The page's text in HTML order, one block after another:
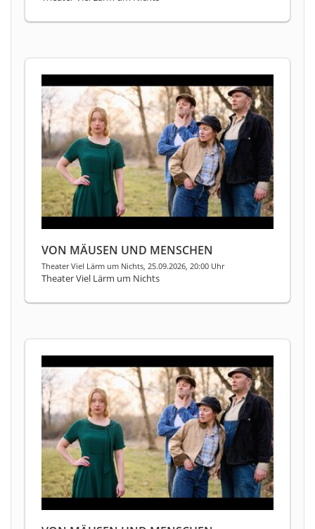
VON MÄUSEN UND MENSCHEN
Theater Viel Lärm um Nichts, 25.09.2026, 20:00 Uhr
Theater Viel Lärm um Nichts